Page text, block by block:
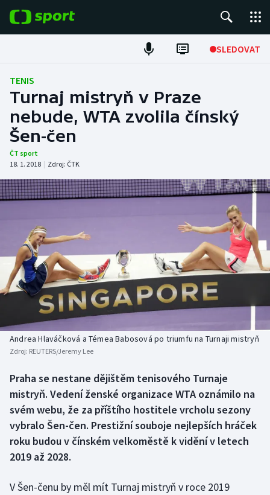
SLEDOVAT
Fotbal
Hokej
Tenis
Atletika
Cyklistika
Americký fotbal
Baseball a softbal
Basketbal
Biatlon
Box
Curling
Dostihy
Florbal
NEPŘEHLÉDNĚTE
Soutěže
Historické návraty
Aplikace ČT sport
TENIS
Turnaj mistryň v Praze
nebude, WTA zvolila čínský
Šen-čen
ČT sport
18. 1. 2018 | Zdroj: ČTK
Andrea Hlaváčková a Témea Babosová po triumfu na Turnaji mistryň
Zdroj: REUTERS/Jeremy Lee
Praha se nestane dějištěm tenisového Turnaje
mistryň. Vedení ženské organizace WTA oznámilo na
svém webu, že za příštího hostitele vrcholu sezony
vybralo Šen-čen. Prestižní souboje nejlepších hráček
roku budou v čínském velkoměstě k vidění v letech
2019 až 2028.
V Šen-čenu by měl mít Turnaj mistryň v roce 2019